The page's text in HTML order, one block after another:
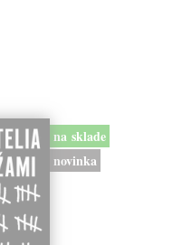
na sklade
novinka